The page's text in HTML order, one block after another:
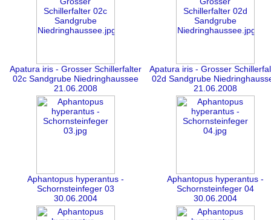
Apatura iris - Grosser Schillerfalter
02c Sandgrube Niedringhaussee
21.06.2008
Apatura iris - Grosser
02d Sandgrube
21.06.2008
Aphantopus hyperantus -
Schornsteinfeger 03
30.06.2004
Aphantopus hyperantus -
Schornsteinfeger 04
30.06.2004